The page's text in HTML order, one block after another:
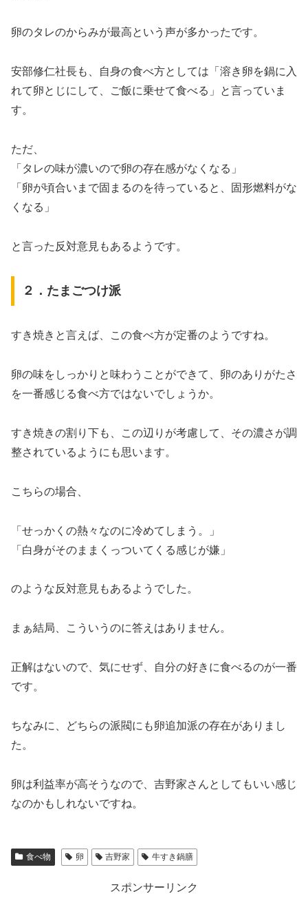
卵のタレのからみが最高という声が多かったです。
安部修仁社長も、自身の食べ方としては「溶き卵を鍋に入
れて卵とじにして、ご飯に乗せて食べる」と言っていま
す。
ただ、
「タレの味が濃いので卵の存在感がなくなる」
「卵が頃合いまで固まるのを待っていると、固形燃料がな
くなる」
と言った反対意見もあるようです。
２．たまごつけ派
すき焼きと言えば、この食べ方が定番のようですね。
卵の味をしっかりと味わうことができて、卵のありがたさ
を一番感じる食べ方ではないでしょうか。
すき焼きの割り下も、この辺りが考慮して、その濃さが調
整されているようにも思います。
こちらの場合、
「せっかくの熱々なのに冷めてしまう。」
「白身がそのままくっついてくる感じが嫌」
のような反対意見もあるようでした。
まぁ結局、こういうのに答えはありません。
正解はないので、気にせず、自分の好きに食べるのが一番
です。
ちなみに、どちらの派閥にも卵追加派の存在がありまし
た。
卵は利益率が高そうなので、吉野家さんとしてもいい感じ
なのかもしれないですね。
食べ物 卵 吉野家 牛すき鍋膳
スポンサーリンク